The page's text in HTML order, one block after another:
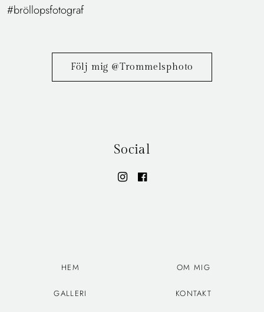
Följ mig @Trommelsphoto
Social
HEM OM MIG
GALLERI KONTAKT